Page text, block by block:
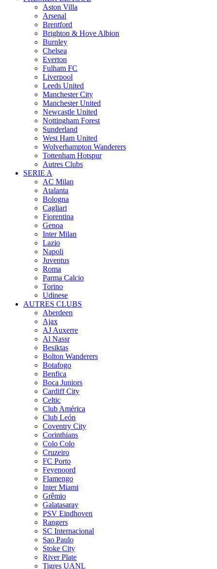
Aston Villa
Arsenal
Brentford
Brighton & Hove Albion
Burnley
Chelsea
Everton
Fulham FC
Liverpool
Leeds United
Manchester City
Manchester United
Newcastle United
Nottingham Forest
Sunderland
West Ham United
Wolverhampton Wanderers
Tottenham Hotspur
Autres Clubs
SERIE A
AC Milan
Atalanta
Bologna
Cagliari
Fiorentina
Genoa
Inter Milan
Lazio
Napoli
Juventus
Roma
Parma Calcio
Torino
Udinese
AUTRES CLUBS
Aberdeen
Ajax
AJ Auxerre
Al Nassr
Besiktas
Bolton Wanderers
Botafogo
Benfica
Boca Juniors
Cardiff City
Celtic
Club América
Club León
Coventry City
Corinthians
Colo Colo
Cruzeiro
FC Porto
Feyenoord
Flamengo
Inter Miami
Grêmio
Galatasaray
PSV Eindhoven
Rangers
SC Internacional
Sao Paulo
Stoke City
River Plate
Tigres UANL